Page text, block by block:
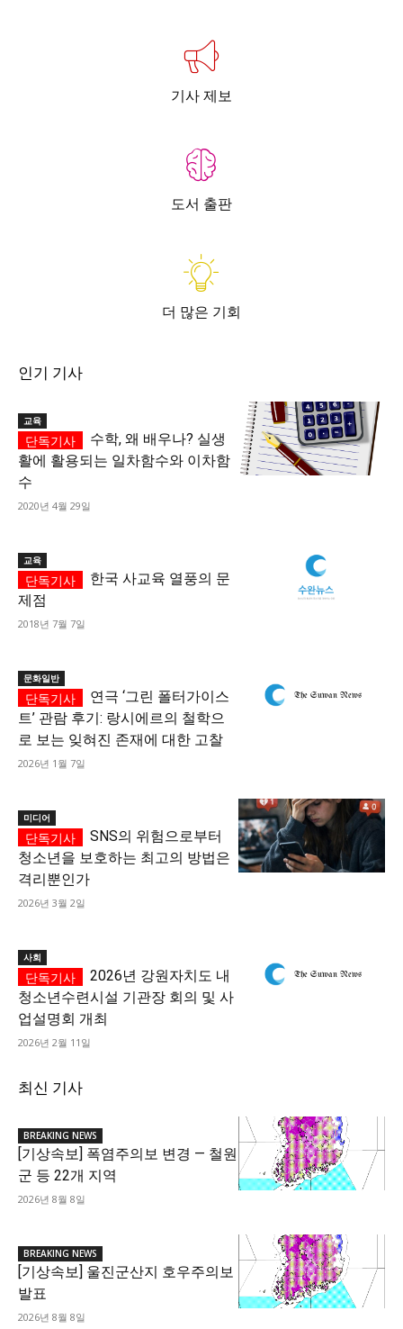
기사 제보
도서 출판
더 많은 기회
인기 기사
교육
수학, 왜 배우나? 실생
활에 활용되는 일차함수와 이차함
수
2020년 4월 29일
교육
한국 사교육 열풍의 문
제점
2018년 7월 7일
문화일반
연극 ‘그린 폴터가이스
트’ 관람 후기: 랑시에르의 철학으
로 보는 잊혀진 존재에 대한 고찰
2026년 1월 7일
미디어
SNS의 위험으로부터
청소년을 보호하는 최고의 방법은
격리뿐인가
2026년 3월 2일
사회
2026년 강원자치도 내
청소년수련시설 기관장 회의 및 사
업설명회 개최
2026년 2월 11일
최신 기사
BREAKING NEWS
[기상속보] 폭염주의보 변경 — 철원
군 등 22개 지역
2026년 8월 8일
BREAKING NEWS
[기상속보] 울진군산지 호우주의보
발표
2026년 8월 8일